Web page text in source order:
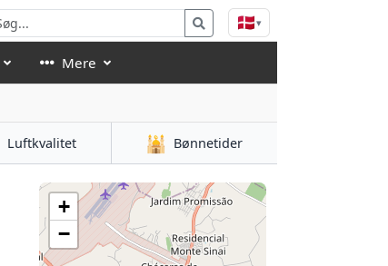
🇩🇰▾
Mere
Luftkvalitet 🕌 Bønnetider
+
−